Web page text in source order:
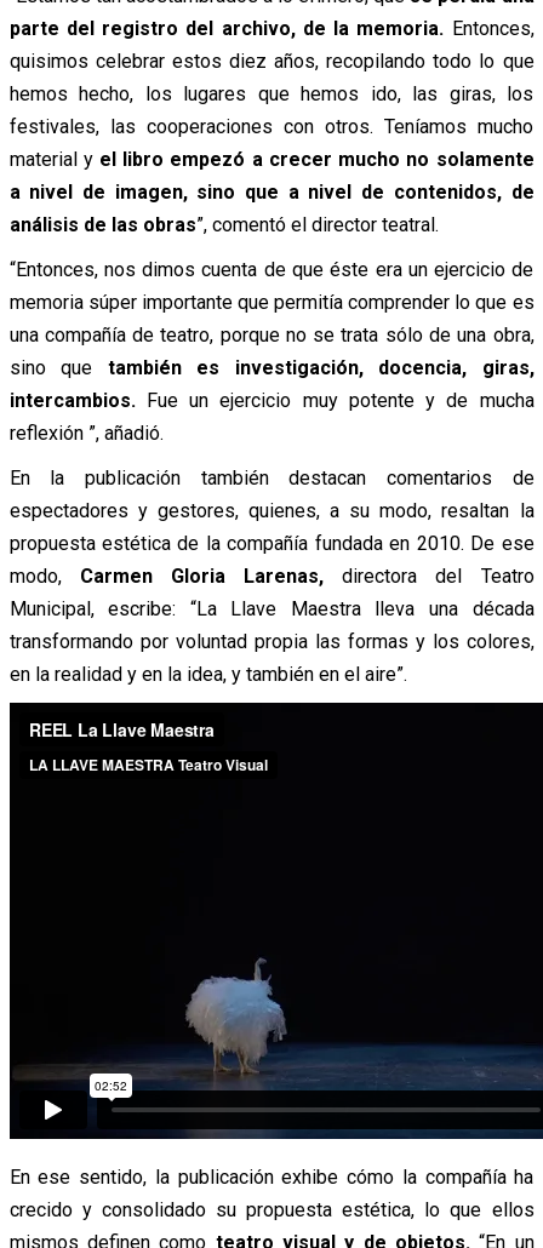
parte del registro del archivo, de la memoria. Entonces,
quisimos celebrar estos diez años, recopilando todo lo que
hemos hecho, los lugares que hemos ido, las giras, los
festivales, las cooperaciones con otros. Teníamos mucho
material y el libro empezó a crecer mucho no solamente
a nivel de imagen, sino que a nivel de contenidos, de
análisis de las obras”, comentó el director teatral.
“Entonces, nos dimos cuenta de que éste era un ejercicio de
memoria súper importante que permitía comprender lo que es
una compañía de teatro, porque no se trata sólo de una obra,
sino que también es investigación, docencia, giras,
intercambios. Fue un ejercicio muy potente y de mucha
reflexión ”, añadió.
En la publicación también destacan comentarios de
espectadores y gestores, quienes, a su modo, resaltan la
propuesta estética de la compañía fundada en 2010. De ese
modo, Carmen Gloria Larenas, directora del Teatro
Municipal, escribe: “La Llave Maestra lleva una década
transformando por voluntad propia las formas y los colores,
en la realidad y en la idea, y también en el aire”.
En ese sentido, la publicación exhibe cómo la compañía ha
crecido y consolidado su propuesta estética, lo que ellos
mismos definen como teatro visual y de objetos.“En un